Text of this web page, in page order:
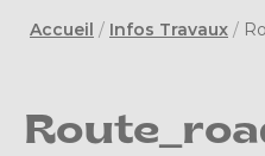
Accueil / Infos Travaux /